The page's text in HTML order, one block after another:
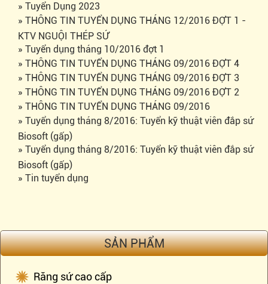
» Tuyển Dụng 2023
» THÔNG TIN TUYỂN DỤNG THÁNG 12/2016 ĐỢT 1 -
KTV NGUỘI THÉP SỨ
» Tuyển dụng tháng 10/2016 đợt 1
» THÔNG TIN TUYỂN DỤNG THÁNG 09/2016 ĐỢT 4
» THÔNG TIN TUYỂN DỤNG THÁNG 09/2016 ĐỢT 3
» THÔNG TIN TUYỂN DỤNG THÁNG 09/2016 ĐỢT 2
» THÔNG TIN TUYỂN DỤNG THÁNG 09/2016
» Tuyển dụng tháng 8/2016: Tuyển kỹ thuật viên đắp sứ
Biosoft (gấp)
» Tuyển dụng tháng 8/2016: Tuyển kỹ thuật viên đắp sứ
Biosoft (gấp)
» Tin tuyển dụng
SẢN PHẨM
Răng sứ cao cấp